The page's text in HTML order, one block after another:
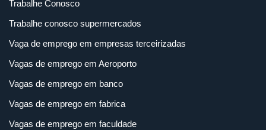
Trabalhe Conosco
Trabalhe conosco supermercados
Vaga de emprego em empresas terceirizadas
Vagas de emprego em Aeroporto
Vagas de emprego em banco
Vagas de emprego em fabrica
Vagas de emprego em faculdade